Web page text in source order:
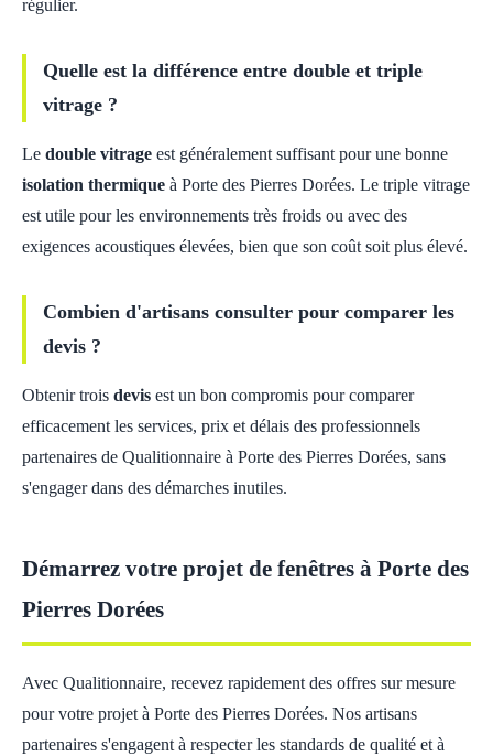
régulier.
Quelle est la différence entre double et triple
vitrage ?
Le double vitrage est généralement suffisant pour une bonne
isolation thermique à Porte des Pierres Dorées. Le triple vitrage
est utile pour les environnements très froids ou avec des
exigences acoustiques élevées, bien que son coût soit plus élevé.
Combien d'artisans consulter pour comparer les
devis ?
Obtenir trois devis est un bon compromis pour comparer
efficacement les services, prix et délais des professionnels
partenaires de Qualitionnaire à Porte des Pierres Dorées, sans
s'engager dans des démarches inutiles.
Démarrez votre projet de fenêtres à Porte des
Pierres Dorées
Avec Qualitionnaire, recevez rapidement des offres sur mesure
pour votre projet à Porte des Pierres Dorées. Nos artisans
partenaires s'engagent à respecter les standards de qualité et à